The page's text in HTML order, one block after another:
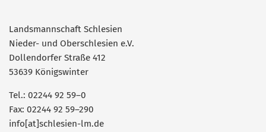
Landsmannschaft Schlesien
Nieder- und Oberschlesien e.V.
Dollendorfer Straße 412
53639 Königswinter
Tel.: 02244 92 59–0
Fax: 02244 92 59–290
info[at]schlesien-lm.de